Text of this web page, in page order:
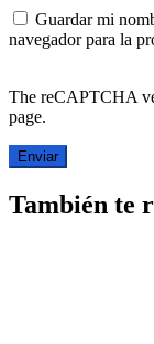
Guardar mi
navegador para la
The reCAPTCHA
page.
También te